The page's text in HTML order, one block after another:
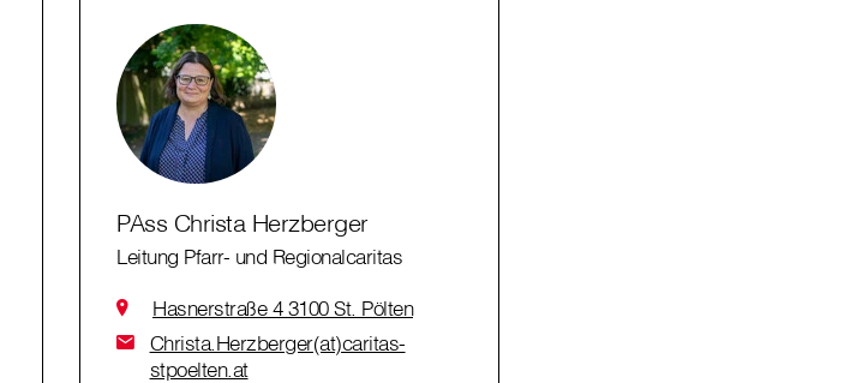
PAss Christa Herzberger
Leitung Pfarr- und Regionalcaritas
Hasnerstraße 4 3100 St. Pölten
Christa.Herzberger(at)caritas-
stpoelten.at